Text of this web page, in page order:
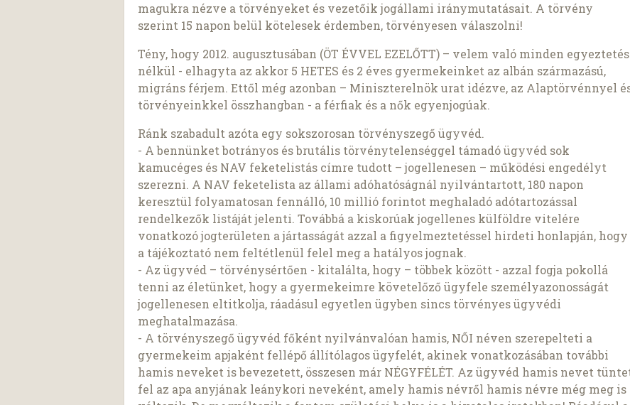
magukra nézve a törvényeket és vezetőik jogállami iránymutatásait. A törvény
szerint 15 napon belül kötelesek érdemben, törvényesen válaszolni!
Tény, hogy 2012. augusztusában (ÖT ÉVVEL EZELŐTT) – velem való minden egyeztetés
nélkül - elhagyta az akkor 5 HETES és 2 éves gyermekeinket az albán származású,
migráns férjem. Ettől még azonban – Miniszterelnök urat idézve, az Alaptörvénnyel
törvényeinkkel összhangban - a férfiak és a nők egyenjogúak.
Ránk szabadult azóta egy sokszorosan törvényszegő ügyvéd.
- A bennünket botrányos és brutális törvénytelenséggel támadó ügyvéd sok
kamucéges és NAV feketelistás címre tudott – jogellenesen – működési engedélyt
szerezni. A NAV feketelista az állami adóhatóságnál nyilvántartott, 180 napon
keresztül folyamatosan fennálló, 10 millió forintot meghaladó adótartozással
rendelkezők listáját jelenti. Továbbá a kiskorúak jogellenes külföldre vitelére
vonatkozó jogterületen a jártasságát azzal a figyelmeztetéssel hirdeti honlapján, hogy
a tájékoztató nem feltétlenül felel meg a hatályos jognak.
- Az ügyvéd – törvénysértően - kitalálta, hogy – többek között - azzal fogja pokollá
tenni az életünket, hogy a gyermekeimre követelőző ügyfele személyazonosságát
jogellenesen eltitkolja, ráadásul egyetlen ügyben sincs törvényes ügyvédi
meghatalmazása.
- A törvényszegő ügyvéd főként nyilvánvalóan hamis, NŐI néven szerepelteti a
gyermekeim apjaként fellépő állítólagos ügyfelét, akinek vonatkozásában további
hamis neveket is bevezetett, összesen már NÉGYFÉLÉT. Az ügyvéd hamis nevet
fel az apa anyjának leánykori neveként, amely hamis névről hamis névre még meg is